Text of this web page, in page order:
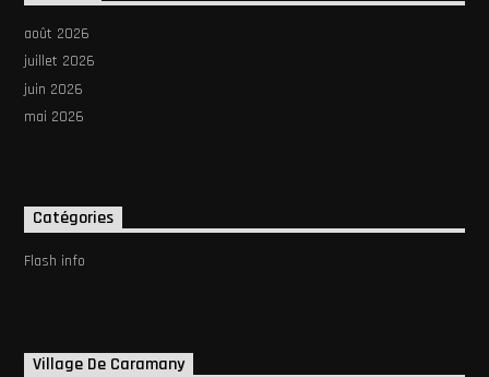
août 2026
juillet 2026
juin 2026
mai 2026
Catégories
Flash info
Village De Caramany